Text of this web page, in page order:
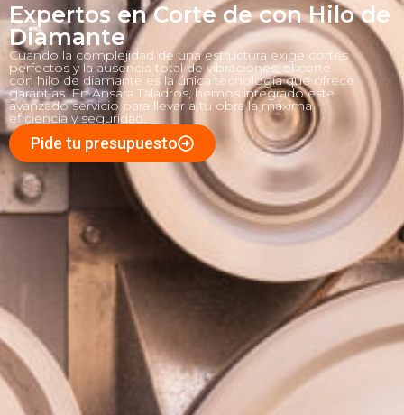
Expertos en Corte de con Hilo de
Diamante
Cuando la complejidad de una estructura exige cortes
perfectos y la ausencia total de vibraciones, el corte
con hilo de diamante es la única tecnología que ofrece
garantías. En Ansara Taladros, hemos integrado este
avanzado servicio para llevar a tu obra la máxima
eficiencia y seguridad.
Pide tu presupuesto